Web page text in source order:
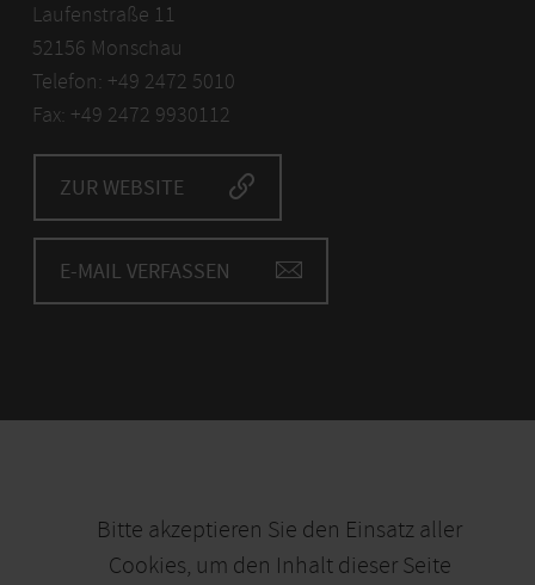
Laufenstraße 11
52156 Monschau
Telefon: +49 2472 5010
Fax: +49 2472 9930112
ZUR WEBSITE
E-MAIL VERFASSEN
Bitte akzeptieren Sie den Einsatz aller
Cookies, um den Inhalt dieser Seite